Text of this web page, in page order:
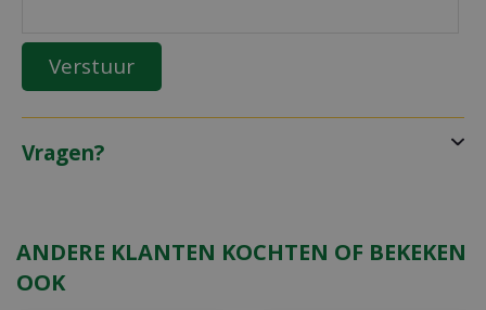
Vragen?
ANDERE KLANTEN KOCHTEN OF BEKEKEN
OOK